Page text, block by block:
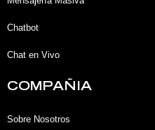
-
n
Chatbot
Chat en Vivo
COMPAÑIA
Sobre Nosotros